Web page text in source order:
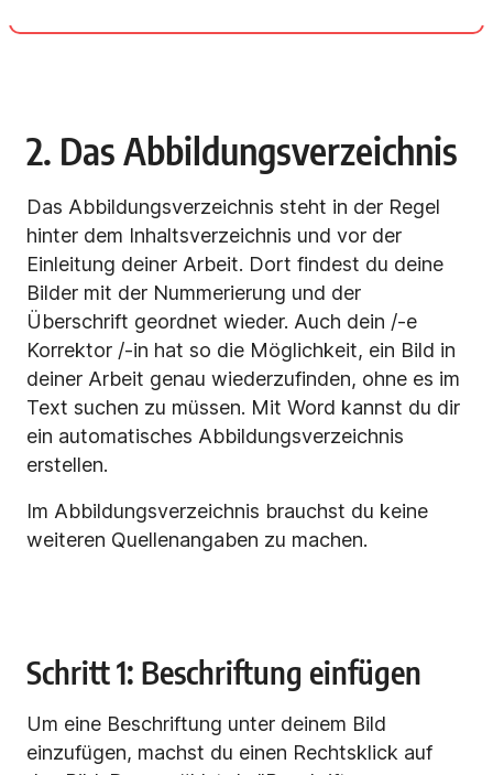
2. Das Abbildungsverzeichnis
Das Abbildungsverzeichnis steht in der Regel
hinter dem Inhaltsverzeichnis und vor der
Einleitung deiner Arbeit. Dort findest du deine
Bilder mit der Nummerierung und der
Überschrift geordnet wieder. Auch dein /-e
Korrektor /-in hat so die Möglichkeit, ein Bild in
deiner Arbeit genau wiederzufinden, ohne es im
Text suchen zu müssen. Mit Word kannst du dir
ein automatisches Abbildungsverzeichnis
erstellen.
Im Abbildungsverzeichnis brauchst du keine
weiteren Quellenangaben zu machen.
Schritt 1: Beschriftung einfügen
Um eine Beschriftung unter deinem Bild
einzufügen, machst du einen Rechtsklick auf